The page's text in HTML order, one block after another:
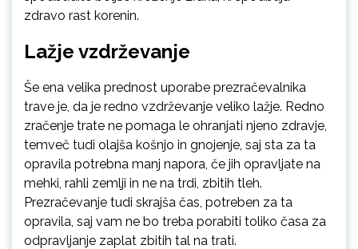
zdravo rast korenin.
Lažje vzdrževanje
Še ena velika prednost uporabe prezračevalnika
trave je, da je redno vzdrževanje veliko lažje. Redno
zračenje trate ne pomaga le ohranjati njeno zdravje,
temveč tudi olajša košnjo in gnojenje, saj sta za ta
opravila potrebna manj napora, če jih opravljate na
mehki, rahli zemlji in ne na trdi, zbitih tleh.
Prezračevanje tudi skrajša čas, potreben za ta
opravila, saj vam ne bo treba porabiti toliko časa za
odpravljanje zaplat zbitih tal na trati.